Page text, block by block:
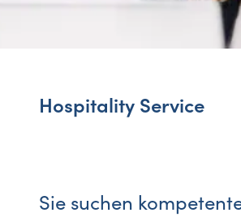
Hospitality Service
Sie suchen